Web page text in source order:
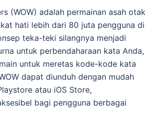
(WOW) adalah permainan asah otak
hati lebih dari 80 juta pengguna di
teka-teki silangnya menjadi
untuk perbendaharaan kata Anda,
untuk meretas kode-kode kata
dapat diunduh dengan mudah
atau iOS Store,
bagi pengguna berbagai